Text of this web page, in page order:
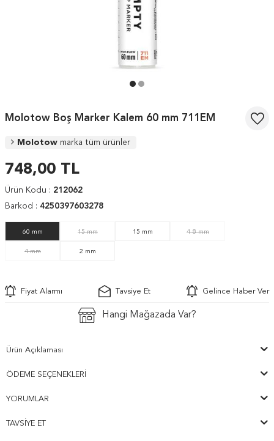
Molotow Boş Marker Kalem 60 mm 711EM
Molotow marka tüm ürünler
748,00 TL
Ürün Kodu : 212062
Barkod : 4250397603278
60 mm 15 mm 15 mm 4-8 mm
4 mm 2 mm
Fiyat Alarmı Tavsiye Et Gelince Haber Ver
Hangi Mağazada Var?
Ürün Açıklaması
ÖDEME SEÇENEKLERI
YORUMLAR
TAVSIYE ET